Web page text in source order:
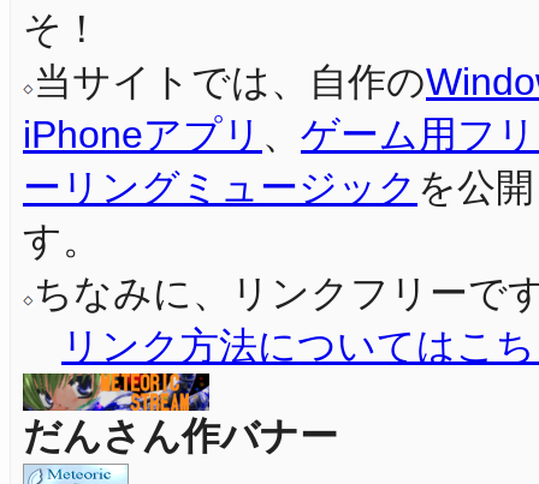
そ！
当サイトでは、自作の
iPhoneアプリ 、 ゲーム用フ
ーリングミュージック を公
す。
ちなみに、リンクフリーで
リンク方法についてはこ
だんさん作バナー